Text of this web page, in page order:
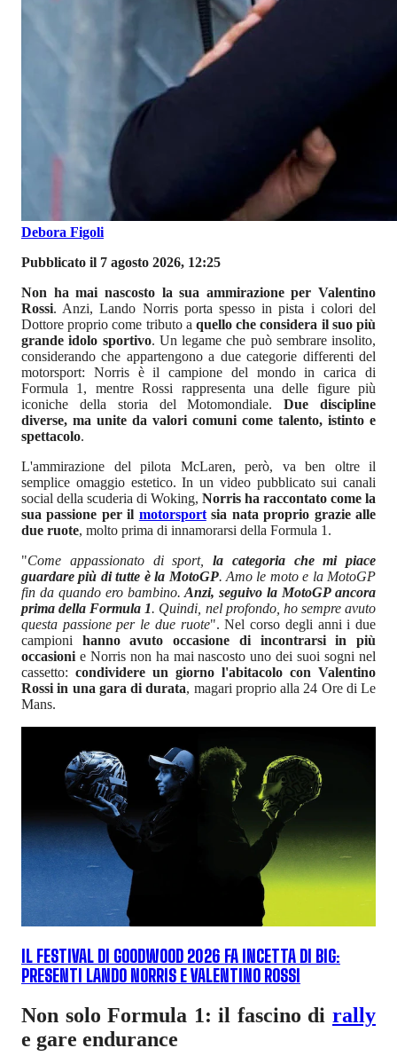
Debora Figoli
Pubblicato il 7 agosto 2026, 12:25
Non ha mai nascosto la sua ammirazione per Valentino
Rossi. Anzi, Lando Norris porta spesso in pista i colori del
Dottore proprio come tributo a quello che considera il suo più
grande idolo sportivo. Un legame che può sembrare insolito,
considerando che appartengono a due categorie differenti del
motorsport: Norris è il campione del mondo in carica di
Formula 1, mentre Rossi rappresenta una delle figure più
iconiche della storia del Motomondiale.Due discipline
diverse, ma unite da valori comuni come talento, istinto e
spettacolo.
L'ammirazione del pilota McLaren, però, va ben oltre il
semplice omaggio estetico. In un video pubblicato sui canali
social della scuderia di Woking, Norris ha raccontato come la
sua passione per il motorsportsia nata proprio grazie alle
due ruote, molto prima di innamorarsi della Formula 1.
"Come appassionato di sport, la categoria che mi piace
guardare più di tutte è la MotoGP. Amo le moto e la MotoGP
fin da quando ero bambino.Anzi, seguivo la MotoGP ancora
prima della Formula 1. Quindi, nel profondo, ho sempre avuto
questa passione per le due ruote". Nel corso degli anni i due
campioni hanno avuto occasione di incontrarsi in più
occasioni e Norris non ha mai nascosto uno dei suoi sogni nel
cassetto: condividere un giorno l'abitacolo con Valentino
Rossi in una gara di durata, magari proprio alla 24 Ore di Le
Mans.
IL FESTIVAL DI GOODWOOD 2026 FA INCETTA DI BIG:
PRESENTI LANDO NORRIS E VALENTINO ROSSI
Non solo Formula 1: il fascino di rally
e gare endurance